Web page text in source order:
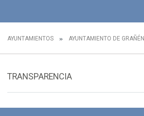
AYUNTAMIENTOS AYUNTAMIENTO DE GRAÑÉN
TRANSPARENCIA